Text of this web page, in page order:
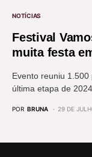
NOTÍCIAS
Festival
muita festa
Evento reuniu
última etapa de
POR BRUNA 29 DE